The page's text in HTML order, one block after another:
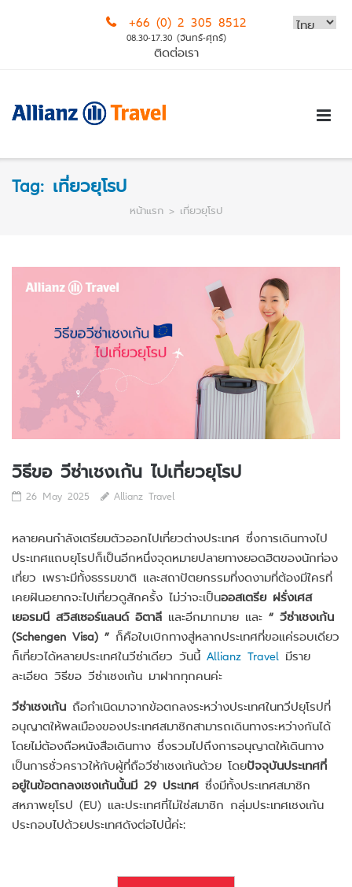
+66 (0) 2 305 8512
08.30-17.30 (จันทร์-ศุกร์)
ติดต่อเรา
Tag: เที่ยวยุโรป
หน้าแรก > เที่ยวยุโรป
วิธีขอ วีซ่าเชงเก้น ไปเที่ยวยุโรป
26 May 2025 Allianz Travel
หลายคนกำลังเตรียมตัวออกไปเที่ยวต่างประเทศ ซึ่งการเดินทางไป
ประเทศแถบยุโรปก็เป็นอีกหนึ่งจุดหมายปลายทางยอดฮิตของนักท่อง
เที่ยว เพราะมีทั้งธรรมขาติ และสถาปัตยกรรมที่งดงามที่ต้องมีใครที่
เคยฝันอยากจะไปเที่ยวดูสักครั้ง ไม่ว่าจะเป็นออสเตรีย ฝรั่งเศส
เยอรมนี สวิสเซอร์แลนด์ อิตาลี และอีกมากมาย และ “ วีซ่าเชงเก้น
(Schengen Visa) ” ก็คือใบเบิกทางสู่หลากประเทศที่ขอแค่รอบเดียว
ก็เที่ยวได้หลายประเทศในวีซ่าเดียว วันนี้ Allianz Travel มีราย
ละเอียด วิธีขอ วีซ่าเชงเก้น มาฝากทุกคนค่ะ
วีซ่าเชงเก้น ถือกำเนิดมาจากข้อตกลงระหว่างประเทศในทวีปยุโรปที่
อนุญาตให้พลเมืองของประเทศสมาชิกสามารถเดินทางระหว่างกันได้
โดยไม่ต้องถือหนังสือเดินทาง ซึ่งรวมไปถึงการอนุญาตให้เดินทาง
เป็นการชั่วคราวให้กับผู้ที่ถือวีซ่าเชงเก้นด้วย โดยปัจจุบันประเทศที่
อยู่ในข้อตกลงเชงเก้นนั้นมี 29 ประเทศ ซึ่งมีทั้งประเทศสมาชิก
สหภาพยุโรป (EU) และประเทศที่ไม่ใช่สมาชิก กลุ่มประเทศเชงเก้น
ประกอบไปด้วยประเทศดังต่อไปนี้ค่ะ: